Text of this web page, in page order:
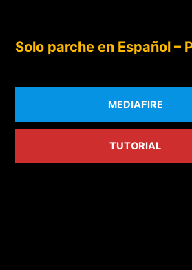
Solo parche en Español –
MEDIAFIRE
TUTORIAL